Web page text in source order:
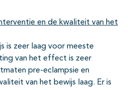
en de kwaliteit van het
is zeer laag voor meeste
van het effect is zeer
pre-eclampsie en
van het bewijs laag. Er is